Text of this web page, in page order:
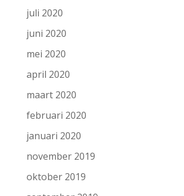
juli 2020
juni 2020
mei 2020
april 2020
maart 2020
februari 2020
januari 2020
november 2019
oktober 2019